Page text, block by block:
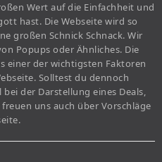
Wert auf die Einfachheit und
hast. Die Webseite wird so
großen Schnick Schnack. Wir
Popups oder Ähnliches. Die
einer der wichtigsten Faktoren
Solltest du dennoch
der Darstellung eines Deals,
uns auch über Vorschläge